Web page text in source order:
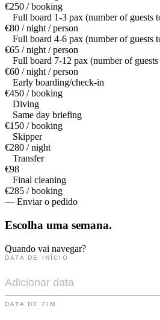
€250 / booking
Full board 1-3 pax (number of guests
€80 / night / person
Full board 4-6 pax (number of guests
€65 / night / person
Full board 7-12 pax (number of
€60 / night / person
Early boarding/check-in
€450 / booking
Diving
Same day briefing
€150 / booking
Skipper
€280 / night
Transfer
€98
Final cleaning
€285 / booking
— Enviar o pedido
Escolha uma semana.
Quando vai navegar?
DATA DE INÍCIO
DATA DE FIM